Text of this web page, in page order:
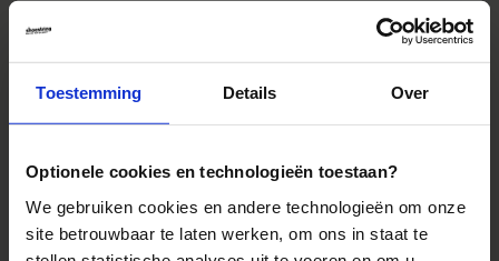
Toestemming Details Over
Optionele cookies en technologieën toestaan?
We gebruiken cookies en andere technologieën om onze
site betrouwbaar te laten werken, om ons in staat te
Duurzaam reizen
Reis- en annuleringsvoorwaarden
Veelgestelde vragen
Inloggen op mijn.Shoestring
Reisthema's
Groepsreizen